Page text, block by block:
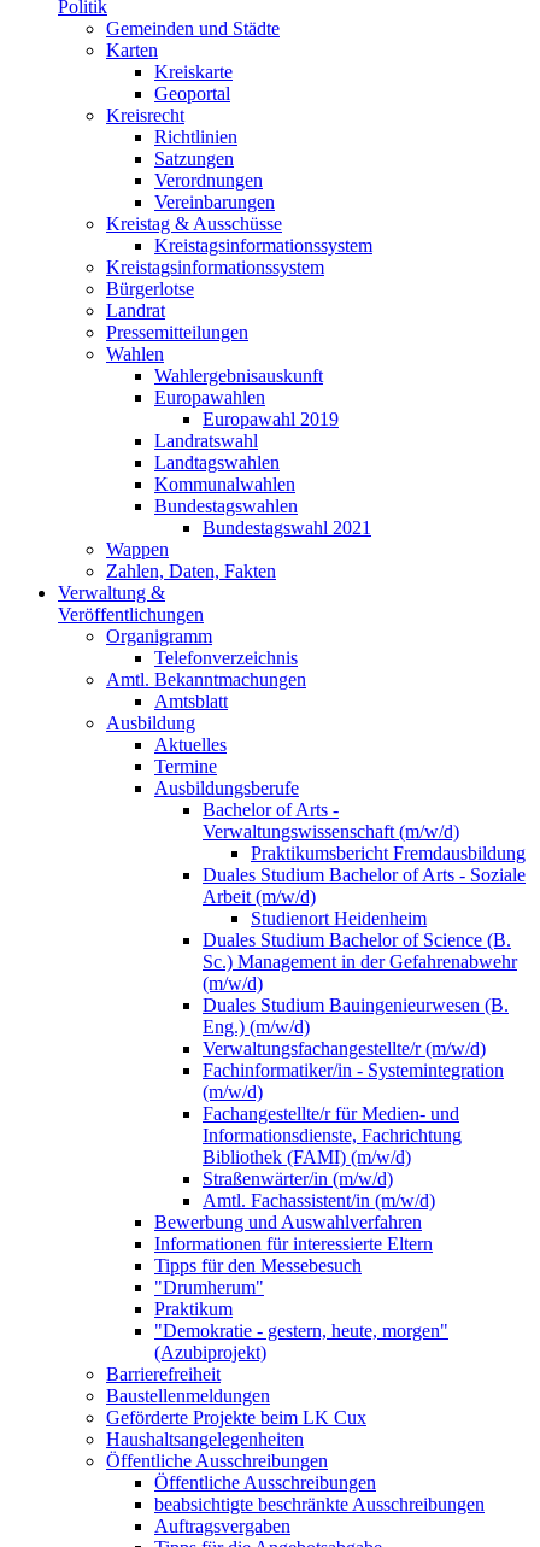
Politik
Gemeinden und Städte
Karten
Kreiskarte
Geoportal
Kreisrecht
Richtlinien
Satzungen
Verordnungen
Vereinbarungen
Kreistag & Ausschüsse
Kreistagsinformationssystem
Kreistagsinformationssystem
Bürgerlotse
Landrat
Pressemitteilungen
Wahlen
Wahlergebnisauskunft
Europawahlen
Europawahl 2019
Landratswahl
Landtagswahlen
Kommunalwahlen
Bundestagswahlen
Bundestagswahl 2021
Wappen
Zahlen, Daten, Fakten
Verwaltung &
Veröffentlichungen
Organigramm
Telefonverzeichnis
Amtl. Bekanntmachungen
Amtsblatt
Ausbildung
Aktuelles
Termine
Ausbildungsberufe
Bachelor of Arts -
Verwaltungswissenschaft (m/w/d)
Praktikumsbericht Fremdausbildung
Duales Studium Bachelor of Arts - Soziale
Arbeit (m/w/d)
Studienort Heidenheim
Duales Studium Bachelor of Science (B.
Sc.) Management in der Gefahrenabwehr
(m/w/d)
Duales Studium Bauingenieurwesen (B.
Eng.) (m/w/d)
Verwaltungsfachangestellte/r (m/w/d)
Fachinformatiker/in - Systemintegration
(m/w/d)
Fachangestellte/r für Medien- und
Informationsdienste, Fachrichtung
Bibliothek (FAMI) (m/w/d)
Straßenwärter/in (m/w/d)
Amtl. Fachassistent/in (m/w/d)
Bewerbung und Auswahlverfahren
Informationen für interessierte Eltern
Tipps für den Messebesuch
"Drumherum"
Praktikum
"Demokratie - gestern, heute, morgen"
(Azubiprojekt)
Barrierefreiheit
Baustellenmeldungen
Geförderte Projekte beim LK Cux
Haushaltsangelegenheiten
Öffentliche Ausschreibungen
Öffentliche Ausschreibungen
beabsichtigte beschränkte Ausschreibungen
Auftragsvergaben